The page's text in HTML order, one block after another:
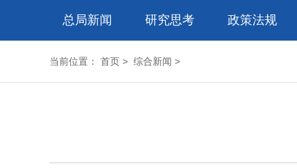
总局新闻
研究思考 政策法规
当前位置： 首页 > 综合新闻 >